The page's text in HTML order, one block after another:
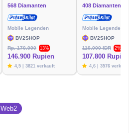
568 Diamanten
Mobile Legenden
BV2SHOP
Rp. 170.000
13%
146.900 Rupien
4,5 | 3821 verkauft
408 Diamanten
Mobile Legenden
BV2SHOP
110.000 IDR
2%
107.800 Rupien
4,6 | 3576 verkauft
Web2